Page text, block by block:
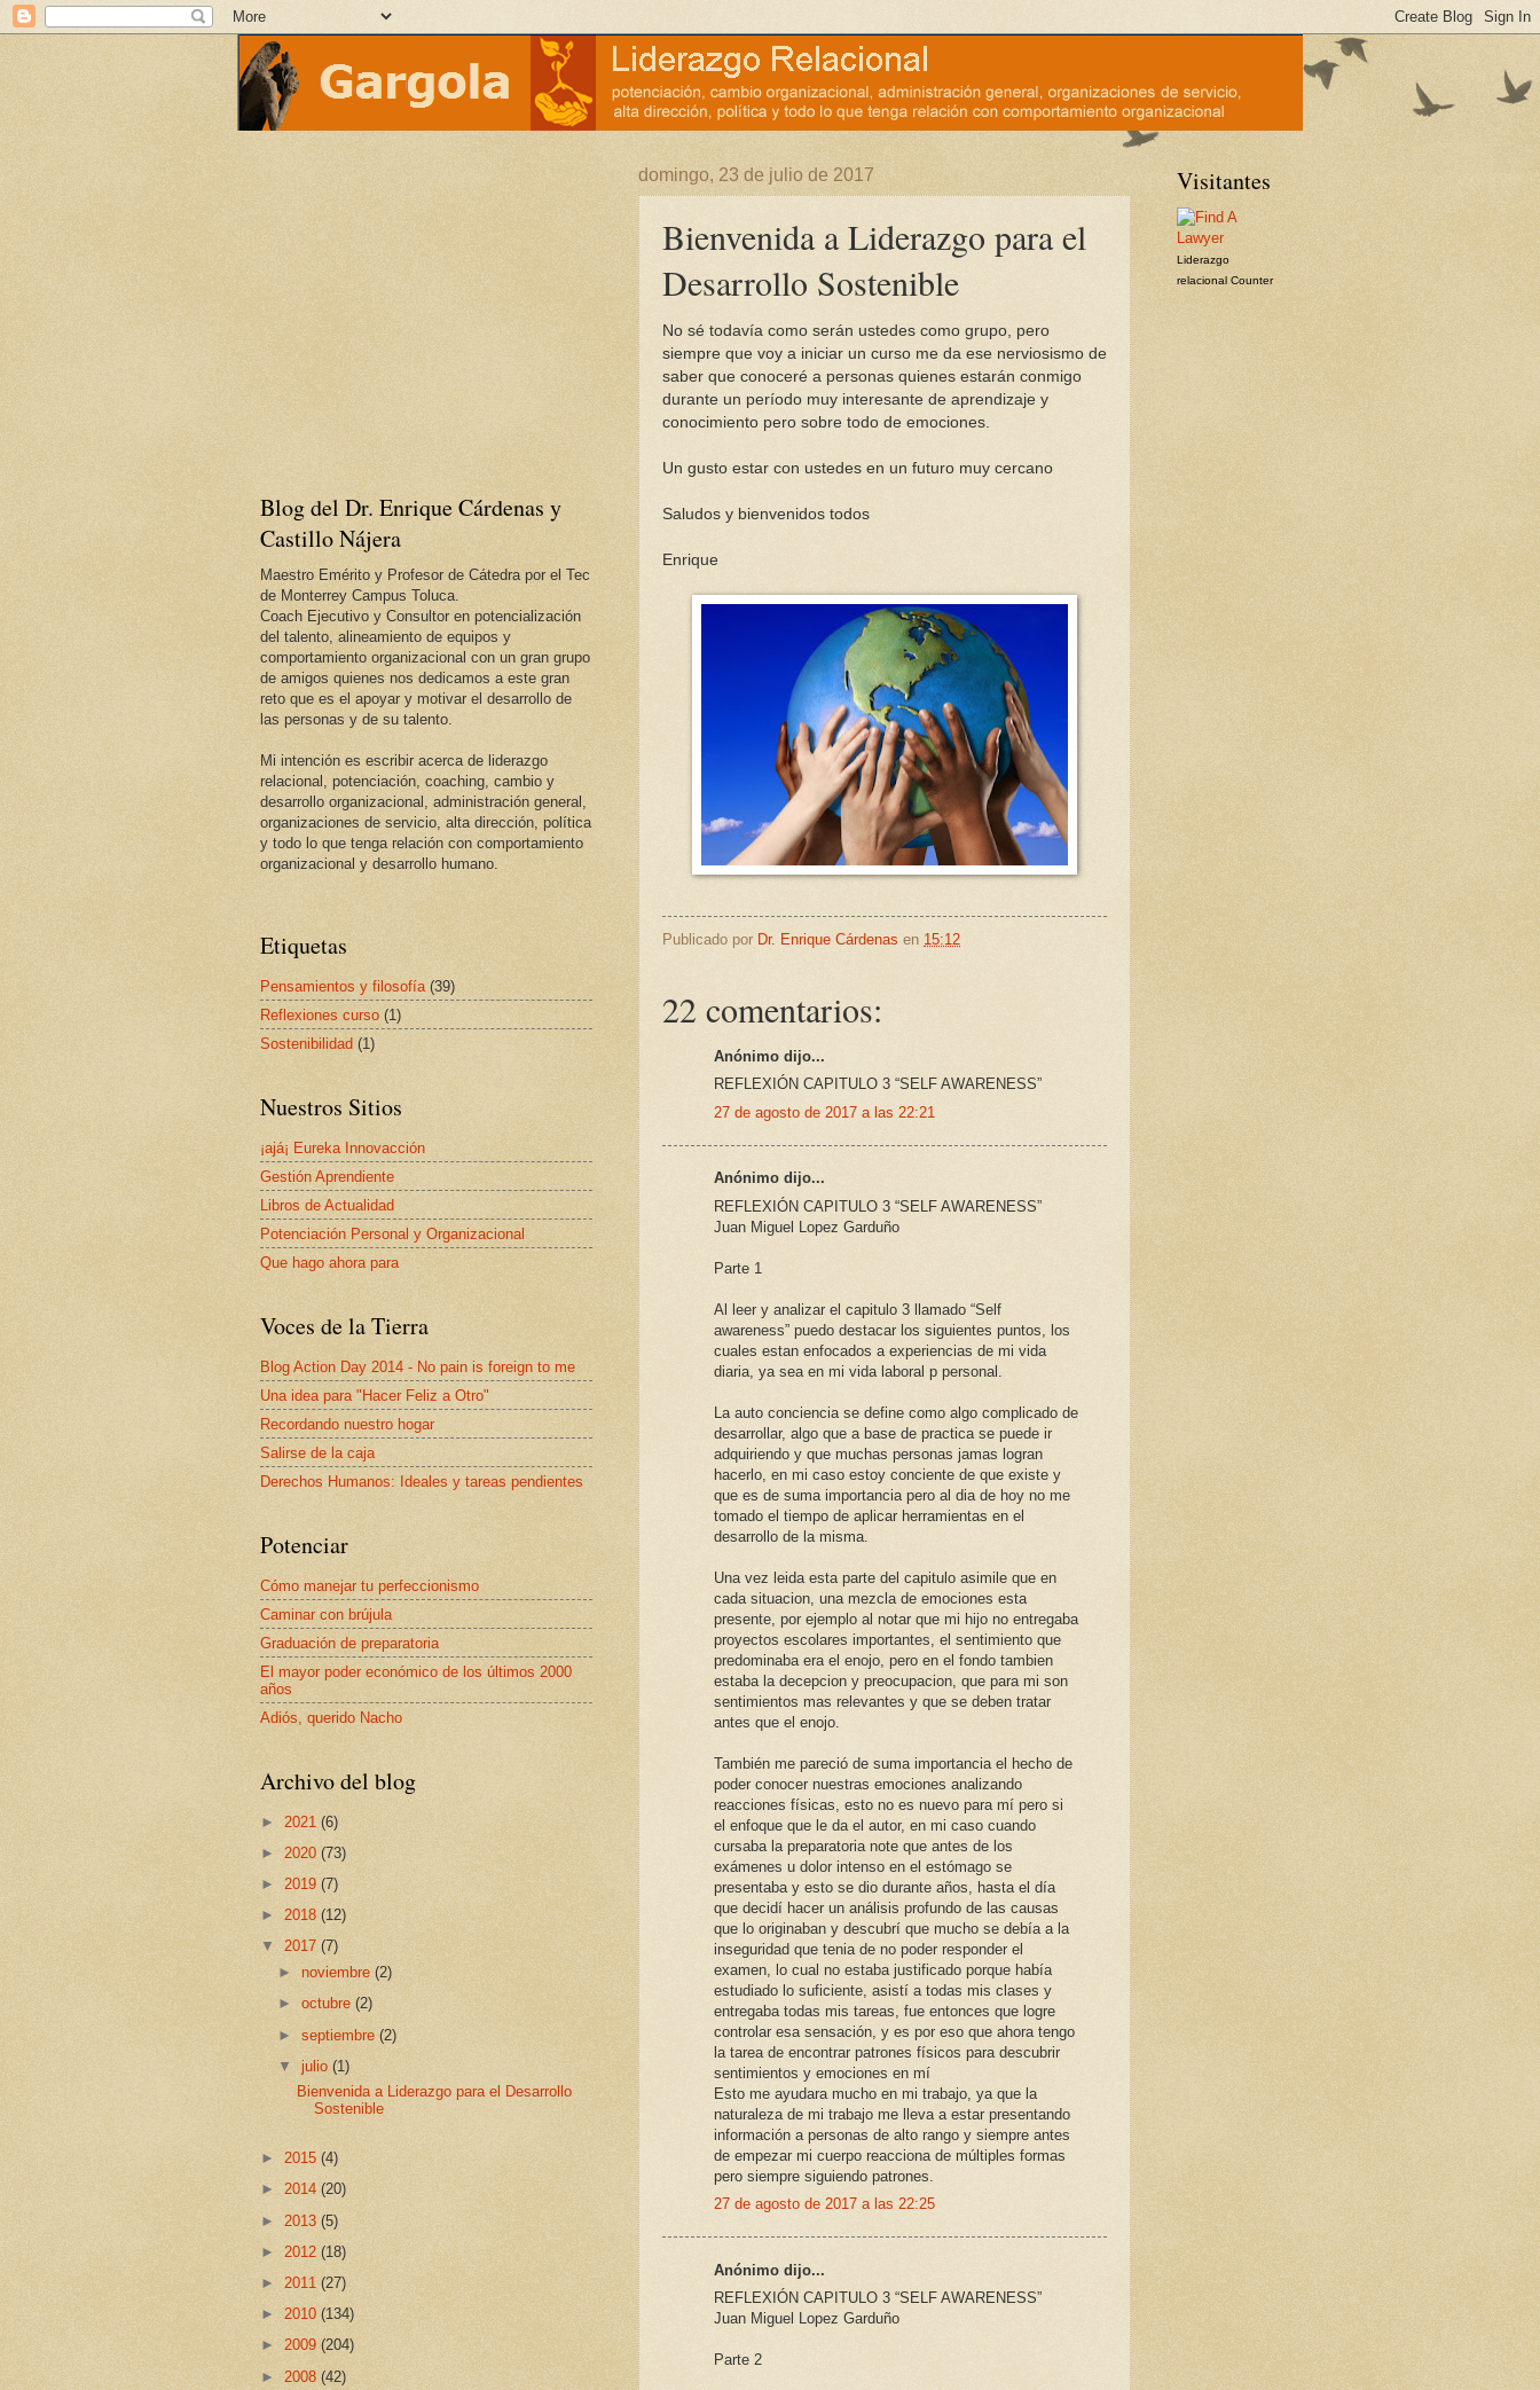
domingo, 23 de julio de 2017
Bienvenida a Liderazgo para el
Desarrollo Sostenible
No sé todavía como serán ustedes como grupo, pero
siempre que voy a iniciar un curso me da ese nerviosismo de
saber que conoceré a personas quienes estarán conmigo
durante un período muy interesante de aprendizaje y
conocimiento pero sobre todo de emociones.
Un gusto estar con ustedes en un futuro muy cercano
Saludos y bienvenidos todos
Enrique
Publicado por Dr. Enrique Cárdenas en 15:12
22 comentarios:
Anónimo dijo...
REFLEXIÓN CAPITULO 3 “SELF AWARENESS”
27 de agosto de 2017 a las 22:21
Anónimo dijo...
REFLEXIÓN CAPITULO 3 “SELF AWARENESS”
Juan Miguel Lopez Garduño
Parte 1
Al leer y analizar el capitulo 3 llamado “Self
awareness” puedo destacar los siguientes puntos, los
cuales estan enfocados a experiencias de mi vida
diaria, ya sea en mi vida laboral p personal.
La auto conciencia se define como algo complicado de
desarrollar, algo que a base de practica se puede ir
adquiriendo y que muchas personas jamas logran
hacerlo, en mi caso estoy conciente de que existe y
que es de suma importancia pero al dia de hoy no me
tomado el tiempo de aplicar herramientas en el
desarrollo de la misma.
Una vez leida esta parte del capitulo asimile que en
cada situacion, una mezcla de emociones esta
presente, por ejemplo al notar que mi hijo no entregaba
proyectos escolares importantes, el sentimiento que
predominaba era el enojo, pero en el fondo tambien
estaba la decepcion y preocupacion, que para mi son
sentimientos mas relevantes y que se deben tratar
antes que el enojo.
También me pareció de suma importancia el hecho de
poder conocer nuestras emociones analizando
reacciones físicas, esto no es nuevo para mí pero si
el enfoque que le da el autor, en mi caso cuando
cursaba la preparatoria note que antes de los
exámenes u dolor intenso en el estómago se
presentaba y esto se dio durante años, hasta el día
que decidí hacer un análisis profundo de las causas
que lo originaban y descubrí que mucho se debía a la
inseguridad que tenia de no poder responder el
examen, lo cual no estaba justificado porque había
estudiado lo suficiente, asistí a todas mis clases y
entregaba todas mis tareas, fue entonces que logre
controlar esa sensación, y es por eso que ahora tengo
la tarea de encontrar patrones físicos para descubrir
sentimientos y emociones en mí
Esto me ayudara mucho en mi trabajo, ya que la
naturaleza de mi trabajo me lleva a estar presentando
información a personas de alto rango y siempre antes
de empezar mi cuerpo reacciona de múltiples formas
pero siempre siguiendo patrones.
27 de agosto de 2017 a las 22:25
Anónimo dijo...
REFLEXIÓN CAPITULO 3 “SELF AWARENESS”
Juan Miguel Lopez Garduño
Parte 2
Blog del Dr. Enrique Cárdenas y
Castillo Nájera
Maestro Emérito y Profesor de Cátedra por el Tec
de Monterrey Campus Toluca.
Coach Ejecutivo y Consultor en potencialización
del talento, alineamiento de equipos y
comportamiento organizacional con un gran grupo
de amigos quienes nos dedicamos a este gran
reto que es el apoyar y motivar el desarrollo de
las personas y de su talento.
Mi intención es escribir acerca de liderazgo
relacional, potenciación, coaching, cambio y
desarrollo organizacional, administración general,
organizaciones de servicio, alta dirección, política
y todo lo que tenga relación con comportamiento
organizacional y desarrollo humano.
Etiquetas
Pensamientos y filosofía (39)
Reflexiones curso (1)
Sostenibilidad (1)
Nuestros Sitios
¡ajá¡ Eureka Innovacción
Gestión Aprendiente
Libros de Actualidad
Potenciación Personal y Organizacional
Que hago ahora para
Voces de la Tierra
Blog Action Day 2014 - No pain is foreign to me
Una idea para "Hacer Feliz a Otro"
Recordando nuestro hogar
Salirse de la caja
Derechos Humanos: Ideales y tareas pendientes
Potenciar
Cómo manejar tu perfeccionismo
Caminar con brújula
Graduación de preparatoria
El mayor poder económico de los últimos 2000
años
Adiós, querido Nacho
Archivo del blog
► 2021 (6)
► 2020 (73)
► 2019 (7)
► 2018 (12)
▼ 2017 (7)
►noviembre(2)
►octubre(2)
►septiembre(2)
▼julio(1)
Bienvenida a Liderazgo para el Desarrollo
Sostenible
► 2015 (4)
► 2014 (20)
► 2013 (5)
► 2012 (18)
► 2011 (27)
► 2010 (134)
► 2009 (204)
► 2008 (42)
Visitantes
Liderazgo
relacional Counter